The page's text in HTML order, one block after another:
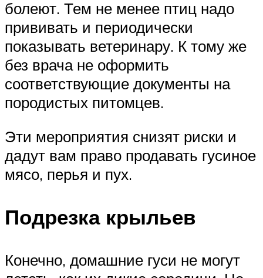
болеют. Тем не менее птиц надо
прививать и периодически
показывать ветеринару. К тому же
без врача не оформить
соответствующие документы на
породистых питомцев.
Эти мероприятия снизят риски и
дадут вам право продавать гусиное
мясо, перья и пух.
Подрезка крыльев
Конечно, домашние гуси не могут